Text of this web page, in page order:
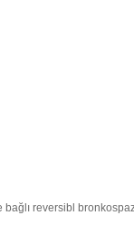
bağlı reversibl